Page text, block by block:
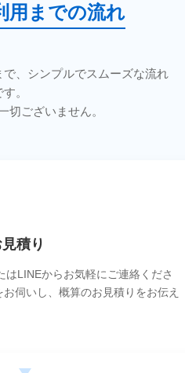
用までの流れ
、シンプルでスムーズな流れ
。
切ございません。
積り
はLINEからお気軽にご連絡くださ
伺いし、概算のお見積りをお伝え